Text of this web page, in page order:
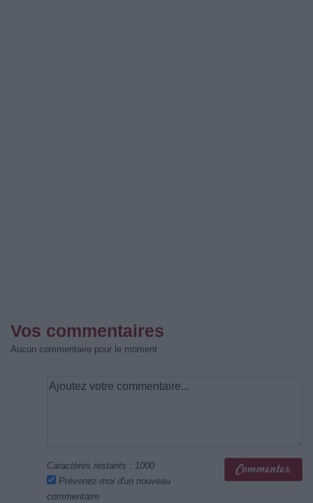
Vos commentaires
Aucun commentaire pour le moment
Caractères restants : 1000
Prévenez-moi d'un nouveau
commentaire